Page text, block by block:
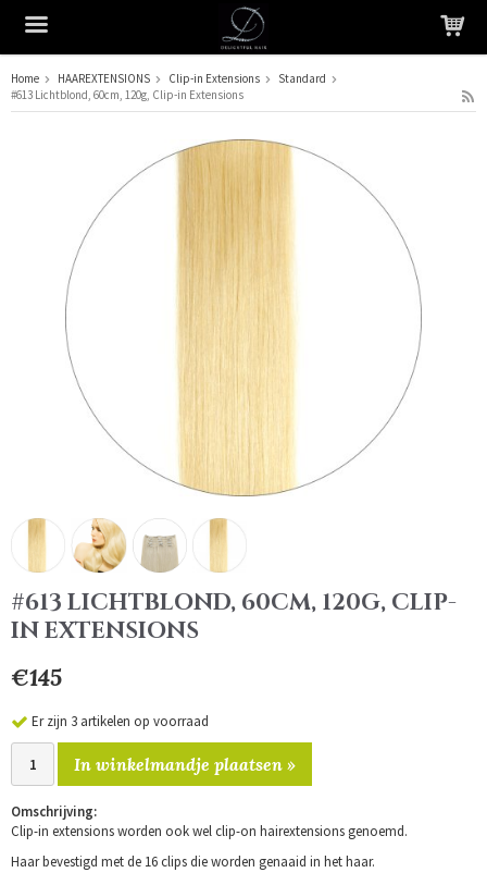
Het product is in je winkelmandje geplaatst
Home HAAREXTENSIONS Clip-in Extensions
Standard
#613 Lichtblond, 60cm, 120g, Clip-in Extensions
#613 LICHTBLOND, 60CM, 120G, CLIP-
IN EXTENSIONS
€145
Er zijn 3 artikelen op voorraad
In winkelmandje plaatsen »
Omschrijving:
Clip-in extensions worden ook wel clip-on hairextensions genoemd.
Haar bevestigd met de 16 clips die worden genaaid in het haar.